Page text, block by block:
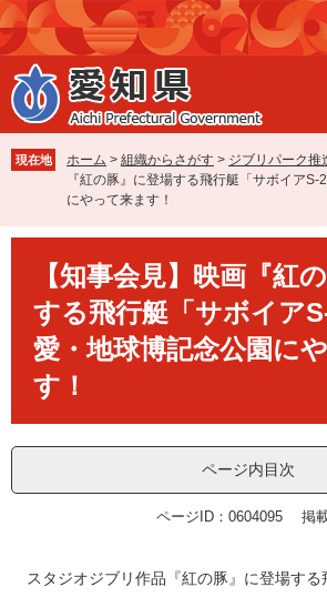
ペ
ー
ジ
の
先
で
す
メ
ニ
ュ
ー
を
ば
し
現在地 ホーム > 組織からさがす > ジブリパーク推
『紅の豚』に登場する飛行艇「サボイア
にやって来ます！
【知事会見】映画『紅
する飛行艇「サボイア
愛・地球博記念公園に
す！
ページ内目次
ページID：0604095 掲
スタジオジブリ作品『紅の豚』に登場する